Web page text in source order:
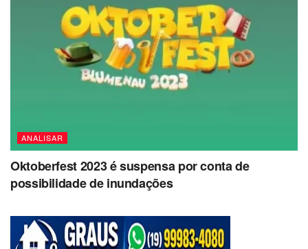
ANALISAR
Oktoberfest 2023 é suspensa por conta de
possibilidade de inundações